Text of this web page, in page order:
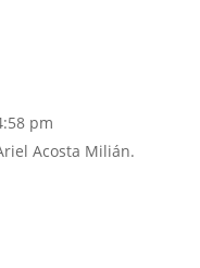
pm
Acosta Milián.